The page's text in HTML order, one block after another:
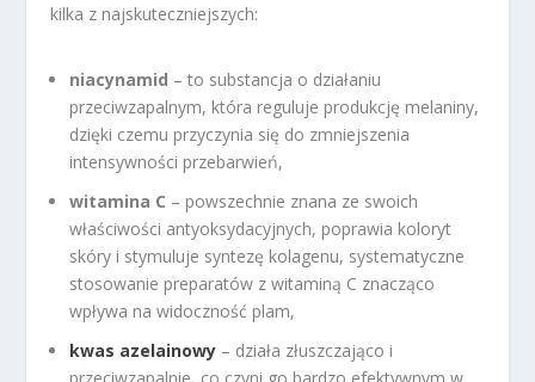
kilka z najskuteczniejszych:
niacynamid – to substancja o działaniu
przeciwzapalnym, która reguluje produkcję melaniny,
dzięki czemu przyczynia się do zmniejszenia
intensywności przebarwień,
witamina C – powszechnie znana ze swoich
właściwości antyoksydacyjnych, poprawia koloryt
skóry i stymuluje syntezę kolagenu, systematyczne
stosowanie preparatów z witaminą C znacząco
wpływa na widoczność plam,
kwas azelainowy – działa złuszczająco i